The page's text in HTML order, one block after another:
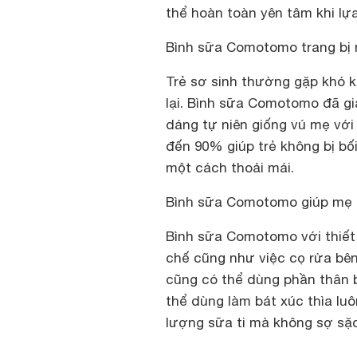
thể hoàn toàn yên tâm khi
Bình sữa Comotomo trang bị
Trẻ sơ sinh thường gặp khó
lại. Bình sữa Comotomo đã
dáng tự niên giống vú mẹ
đến 90% giúp trẻ không bị
một cách thoải mái.
Bình sữa Comotomo giúp
Bình sữa Comotomo với
chế cũng như việc cọ rửa
cũng có thể dùng phần thân
thể dùng làm bát xúc thìa
lượng sữa ti mà không sợ